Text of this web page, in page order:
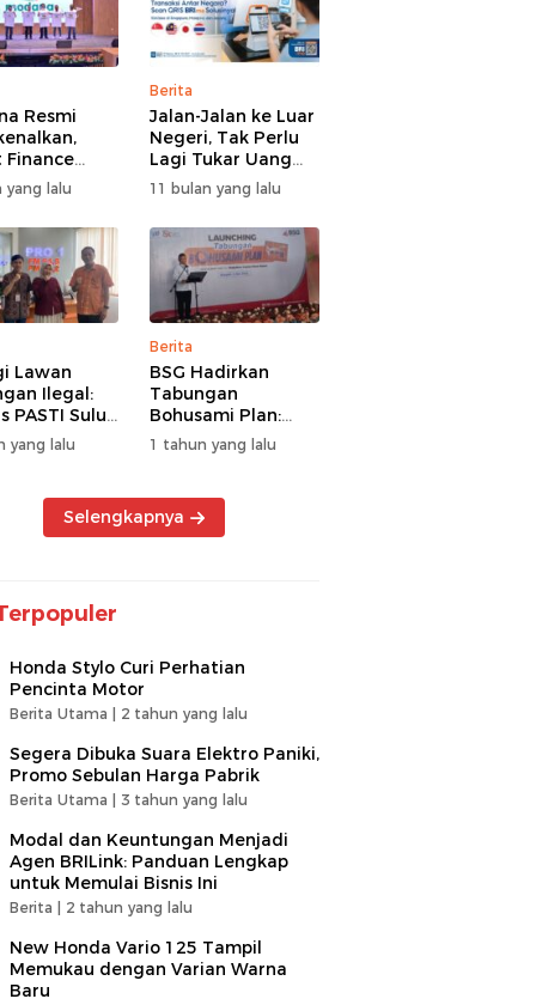
Resmi
Finance
Segmen
yang lalu
Berita
Jalan-Jalan ke Luar
Negeri, Tak Perlu
Lagi Tukar Uang
Asing – Cukup Scan
QRIS Pakai BRImo
11 bulan yang lalu
Lawan
Ilegal:
PASTI Sulut
Literasi
Kolektif
yang lalu
Berita
BSG Hadirkan
Tabungan
Bohusami Plan:
Nabung Gak Ribet,
Impian Masa Depan
1 tahun yang lalu
Selengkapnya
Honda Stylo Curi Perhatian
Pencinta Motor
Berita Utama | 2 tahun yang lalu
Segera Dibuka Suara Elektro Paniki,
Promo Sebulan Harga Pabrik
Berita Utama | 3 tahun yang lalu
Modal dan Keuntungan Menjadi
Agen BRILink: Panduan Lengkap
untuk Memulai Bisnis Ini
Berita | 2 tahun yang lalu
New Honda Vario 125 Tampil
Memukau dengan Varian Warna
Baru